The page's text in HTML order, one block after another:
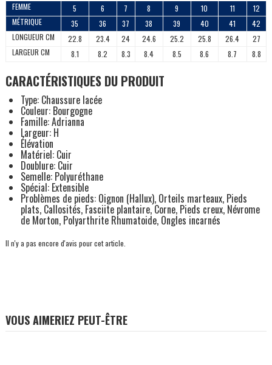
FEMME 5 6 7 8 9 10 11
12
MÉTRIQUE
35 36 37 38 39 40 41
42
LONGUEUR CM
22.8 23.4 24 24.6 25.2 25.8 26.4
27
LARGEUR CM
8.1 8.2 8.3 8.4 8.5 8.6 8.7 8.8
CARACTÉRISTIQUES DU PRODUIT
Type: Chaussure lacée
Couleur: Bourgogne
Famille: Adrianna
Largeur: H
Élévation
Matériel: Cuir
Doublure: Cuir
Semelle: Polyuréthane
Spécial: Extensible
Problèmes de pieds: Oignon (Hallux), Orteils marteaux, Pieds
plats, Callosités, Fasciite plantaire, Corne, Pieds creux, Névrome
de Morton, Polyarthrite Rhumatoide, Ongles incarnés
Il n'y a pas encore d'avis pour cet article.
VOUS AIMERIEZ PEUT-ÊTRE